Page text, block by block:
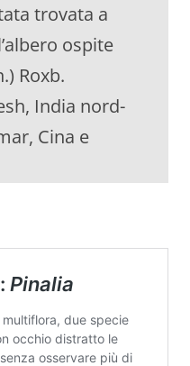
trovata a
ospite
Roxb.
India nord-
Cina e